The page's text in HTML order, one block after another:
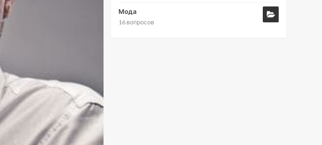
Мода
16 вопросов